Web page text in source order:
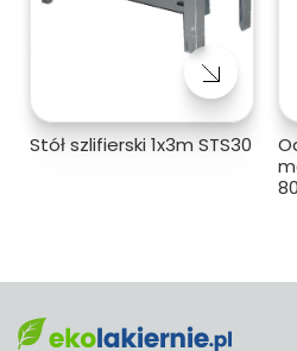
Stół szlifierski 1x3m STS30